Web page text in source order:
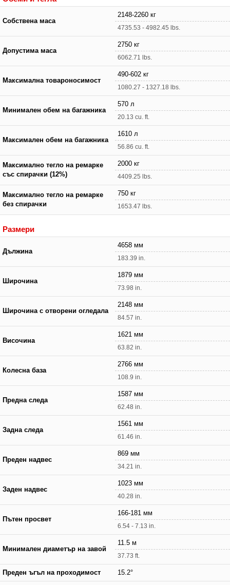
Собствена маса
2148-2260 кг
4735.53 - 4982.45 lbs.
Допустима маса
2750 кг
6062.71 lbs.
Максимална товароносимост
490-602 кг
1080.27 - 1327.18 lbs.
Минимален обем на багажника
570 л
20.13 cu. ft.
Максимален обем на багажника
1610 л
56.86 cu. ft.
Максимално тегло на ремарке
със спирачки (12%)
2000 кг
4409.25 lbs.
Максимално тегло на ремарке
без спирачки
750 кг
1653.47 lbs.
Размери
Дължина
4658 мм
183.39 in.
Широчина
1879 мм
73.98 in.
Широчина с отворени огледала
2148 мм
84.57 in.
Височина
1621 мм
63.82 in.
Колесна база
2766 мм
108.9 in.
Предна следа
1587 мм
62.48 in.
Задна следа
1561 мм
61.46 in.
Преден надвес
869 мм
34.21 in.
Заден надвес
1023 мм
40.28 in.
Пътен просвет
166-181 мм
6.54 - 7.13 in.
Минимален диаметър на завой
11.5 м
37.73 ft.
Преден ъгъл на проходимост 15.2°